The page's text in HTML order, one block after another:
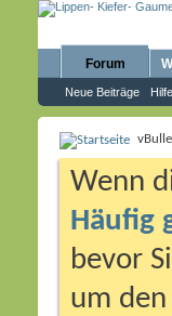
Forum
Neue Beiträge Hilfe
Wenn
Häufig
bevor
um